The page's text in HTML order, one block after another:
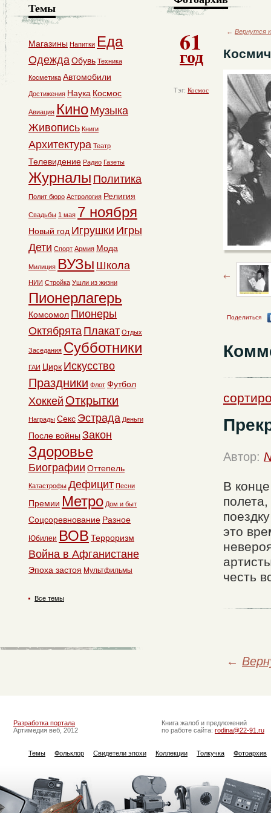
61
год
Тэг: Космос
← Вернутся
Поделиться
Автор:
В
это
честь
←
Темы
Магазины Напитки Еда
ОдеждаОбувь Техника
Косметика Автомобили
Достижения Наука Космос
Авиация Кино Музыка
Живопись Книги
Архитектура Театр
Телевидение Радио Газеты
Журналы Политика
Полит бюро Астрология Религия
Свадьбы 1 мая 7 ноября
Новый год Игрушки Игры
Дети Спорт Армия Мода
Милиция ВУЗы Школа
НИИ Стройка Ушли из жизни
Пионерлагерь
Комсомол Пионеры
Октябрята Плакат Отдых
Заседания Субботники
ГАИ Цирк Искусство
Праздники Флот Футбол
Хоккей Открытки
Награды Секс Эстрада Деньги
После войны Закон
Здоровье
Биографии Оттепель
Катастрофы Дефицит Песни
Премии Метро Дом и быт
Соцсоревнование Разное
Юбилеи ВОВ Терроризм
Война в Афганистане
Эпоха застоя Мультфильмы
Все темы
Разработка портала
Артимедия веб, 2012
Книга жалоб и предложений
по работе сайта: rodina@22-91.ru
Темы Фольклор Свидетели эпохи Коллекции Толкучка Фотоархив